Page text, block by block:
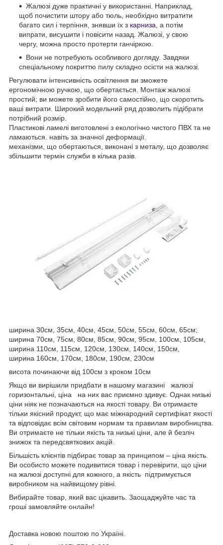
Жалюзі дуже практичні у використанні. Наприклад,
щоб почистити штору або тюль, необхідно витратити
багато сил і терпіння, знявши їх з карниза, а потім
випрати, висушити і повісити назад. Жалюзі, у свою
чергу, можна просто протерти ганчіркою.
Вони не потребують особливого догляду. Завдяки
спеціальному покриттю пилу складно осісти на жалюзі.
Регулювати інтенсивність освітлення ви зможете
ергономічною ручкою, що обертається. Монтаж жалюзі
простий; ви можете зробити його самостійно, що скоротить
ваші витрати. Широкий модельний ряд дозволить підібрати
потрібний розмір.
Пластикові ламелі виготовлені з екологічно чистого ПВХ та не
ламаються. навіть за значної деформації.
механізми, що обертаються, виконані з металу, що дозволяє
збільшити термін служби в кілька разів.
ширина 30см, 35см, 40см, 45см, 50см, 55см, 60см, 65см;
ширина 70см, 75см, 80см, 85см, 90см, 95см, 100см, 105см,
ширина 110см, 115см, 120см, 130см, 140см, 150см,
ширина 160см, 170см, 180см, 190см, 230см
висота починаючи від 100см з кроком 10см
Якщо ви вирішили придбати в нашому магазині жалюзі
горизонтальні, ціна на них вас приємно здивує. Однак низькі
ціни ніяк не позначаються на якості товару. Ви отримаєте
тільки якісний продукт, що має міжнародний сертифікат якості
та відповідає всім світовим нормам та правилам виробництва.
Ви отримаєте не тільки якість та низькі ціни, але й безліч
знижок та передсвяткових акцій.
Більшість клієнтів підбирає товар за принципом – ціна якість.
Ви особисто можете подивитися товар і перевірити, що ціни
на жалюзі доступні для кожного, а якість підтримується
виробником на найвищому рівні.
Вибирайте товар, який вас цікавить. Заощаджуйте час та
гроші замовляйте онлайн!
Доставка новою поштою по Україні.